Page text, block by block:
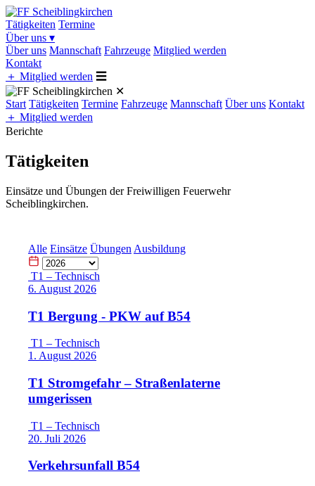
Tätigkeiten Termine
Über uns ▾
Über uns Mannschaft Fahrzeuge Mitglied werden
Kontakt
＋ Mitglied werden ☰
✕
Start Tätigkeiten Termine Fahrzeuge Mannschaft Über uns Kontakt
＋ Mitglied werden
Berichte
Tätigkeiten
Einsätze und Übungen der Freiwilligen Feuerwehr
Scheiblingkirchen.
Alle Einsätze Übungen Ausbildung
T1 – Technisch
6. August 2026
T1 Bergung - PKW auf B54
T1 – Technisch
1. August 2026
T1 Stromgefahr – Straßenlaterne
umgerissen
T1 – Technisch
20. Juli 2026
Verkehrsunfall B54